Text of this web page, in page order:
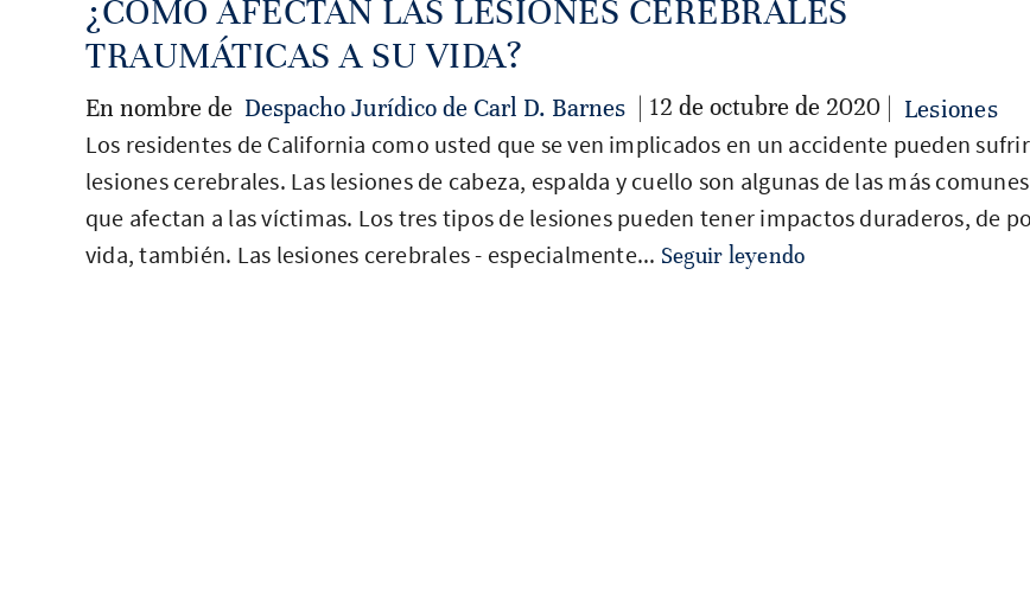
¿CÓMO AFECTAN LAS LESIONES CEREBRALES
TRAUMÁTICAS A SU VIDA?
En nombre de Despacho Jurídico de Carl D. Barnes | 12 de octubre de 2020 |
Lesiones
Los residentes de California como usted que se ven implicados en un accidente pueden sufrir
lesiones cerebrales. Las lesiones de cabeza, espalda y cuello son algunas de las más comunes
que afectan a las víctimas. Los tres tipos de lesiones pueden tener impactos duraderos, de
vida, también. Las lesiones cerebrales - especialmente... Seguir leyendo